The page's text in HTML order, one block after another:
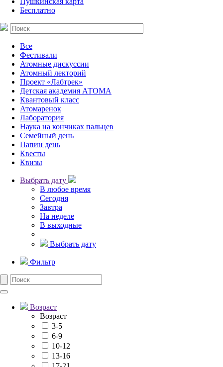
Бесплатно
Все
Фестивали
Атомные дискуссии
Атомный лекторий
Проект «Лабтрек»
Детская академия АТОМА
Квантовый класс
Атомаренок
Лаборатория
Наука на кончиках пальцев
Семейный день
Папин день
Квесты
Квизы
Выбрать дату
В любое время
Сегодня
Завтра
На неделе
В выходные
Выбрать дату
Фильтр
Возраст
Возраст
3-5
6-9
10-12
13-16